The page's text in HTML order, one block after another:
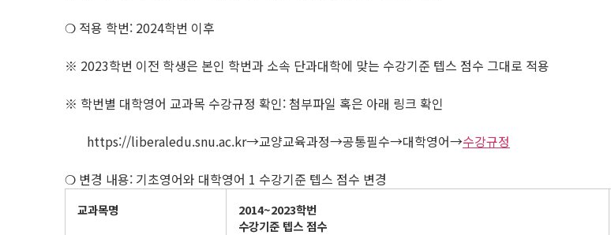
❍ 적용 학번: 2024학번 이후
※ 2023학번 이전 학생은 본인 학번과 소속 단과대학에 맞는 수강기준 텝스 점수 그대로 적용
※ 학번별 대학영어 교과목 수강규정 확인: 첨부파일 혹은 아래 링크 확인
https://liberaledu.snu.ac.kr→교양교육과정→공통필수→대학영어→수강규정
❍ 변경 내용: 기초영어와 대학영어 1 수강기준 텝스 점수 변경
교과목명 2014~2023학번
수강기준 텝스 점수